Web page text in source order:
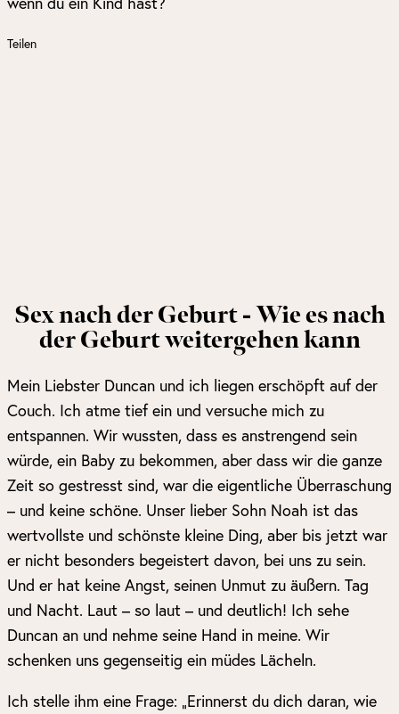
Teilen
Sex nach der Geburt - Wie es nach
der Geburt weitergehen kann
Mein Liebster Duncan und ich liegen erschöpft auf der
Couch. Ich atme tief ein und versuche mich zu
entspannen. Wir wussten, dass es anstrengend sein
würde, ein Baby zu bekommen, aber dass wir die ganze
Zeit so gestresst sind, war die eigentliche Überraschung
– und keine schöne. Unser lieber Sohn Noah ist das
wertvollste und schönste kleine Ding, aber bis jetzt war
er nicht besonders begeistert davon, bei uns zu sein.
Und er hat keine Angst, seinen Unmut zu äußern. Tag
und Nacht. Laut – so laut – und deutlich! Ich sehe
Duncan an und nehme seine Hand in meine. Wir
schenken uns gegenseitig ein müdes Lächeln.
Ich stelle ihm eine Frage: „Erinnerst du dich daran, wie